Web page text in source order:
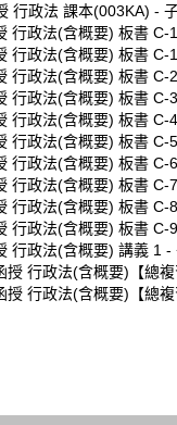
行政法 課本(003KA) -
行政法(含概要) 板書
行政法(含概要) 板書
行政法(含概要) 板書
行政法(含概要) 板書
行政法(含概要) 板書
行政法(含概要) 板書
行政法(含概要) 板書
行政法(含概要) 板書
行政法(含概要) 板書
行政法(含概要) 板書
行政法(含概要) 講義 1
授 行政法(含概要)【總
授 行政法(含概要)【總